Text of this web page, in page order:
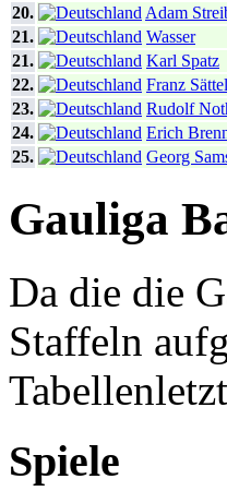
20.
Adam
21.
Wasser
21.
Karl Spatz
22.
Franz
23.
Rudolf
24.
Erich
25.
Georg
Gauliga
Da die die
Staffeln
Spiele